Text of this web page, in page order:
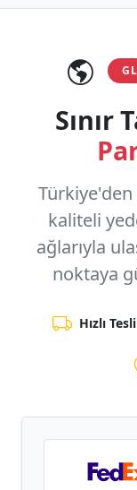
Sınır
Türkiye'den
kaliteli
ağlarıyla
noktaya
Hızlı